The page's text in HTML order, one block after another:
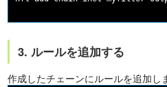
3. ルールを追加する
作成したチェーンにルールを追加し